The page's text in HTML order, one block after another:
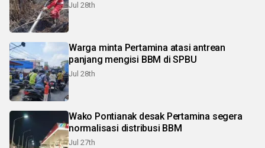
Jul 28th
Warga minta Pertamina atasi antrean
panjang mengisi BBM di SPBU
Jul 28th
Wako Pontianak desak Pertamina segera
normalisasi distribusi BBM
Jul 27th